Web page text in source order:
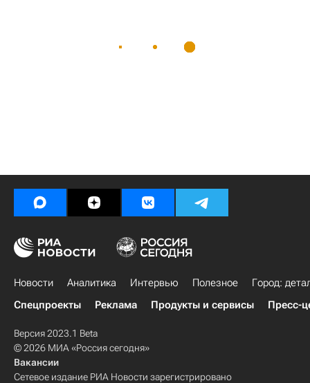
Новости Аналитика Интервью Полезное
Город:
Спецпроекты
Реклама Продукты и сервисы Пресс-
Версия 2023.1 Beta
© 2026 МИА «Россия сегодня»
Вакансии
Сетевое издание РИА Новости зарегистрировано